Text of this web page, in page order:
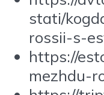
stati/
rossii-s-
https://
mezhdu-